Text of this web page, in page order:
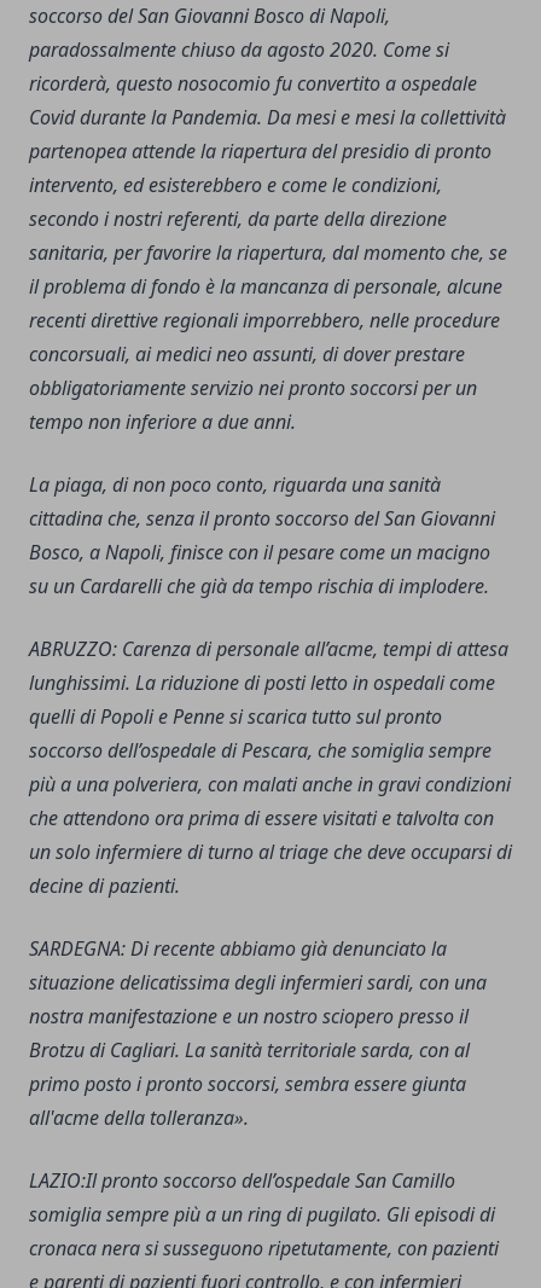
soccorso del San Giovanni Bosco di Napoli,
paradossalmente chiuso da agosto 2020. Come si
ricorderà, questo nosocomio fu convertito a ospedale
Covid durante la Pandemia. Da mesi e mesi la collettività
partenopea attende la riapertura del presidio di pronto
intervento, ed esisterebbero e come le condizioni,
secondo i nostri referenti, da parte della direzione
sanitaria, per favorire la riapertura, dal momento che, se
il problema di fondo è la mancanza di personale, alcune
recenti direttive regionali imporrebbero, nelle procedure
concorsuali, ai medici neo assunti, di dover prestare
obbligatoriamente servizio nei pronto soccorsi per un
tempo non inferiore a due anni.
La piaga, di non poco conto, riguarda una sanità
cittadina che, senza il pronto soccorso del San Giovanni
Bosco, a Napoli, finisce con il pesare come un macigno
su un Cardarelli che già da tempo rischia di implodere.
ABRUZZO: Carenza di personale all’acme, tempi di attesa
lunghissimi. La riduzione di posti letto in ospedali come
quelli di Popoli e Penne si scarica tutto sul pronto
soccorso dell’ospedale di Pescara, che somiglia sempre
più a una polveriera, con malati anche in gravi condizioni
che attendono ora prima di essere visitati e talvolta con
un solo infermiere di turno al triage che deve occuparsi di
decine di pazienti.
SARDEGNA: Di recente abbiamo già denunciato la
situazione delicatissima degli infermieri sardi, con una
nostra manifestazione e un nostro sciopero presso il
Brotzu di Cagliari. La sanità territoriale sarda, con al
primo posto i pronto soccorsi, sembra essere giunta
all'acme della tolleranza».
LAZIO:Il pronto soccorso dell’ospedale San Camillo
somiglia sempre più a un ring di pugilato. Gli episodi di
cronaca nera si susseguono ripetutamente, con pazienti
e parenti di pazienti fuori controllo, e con infermieri